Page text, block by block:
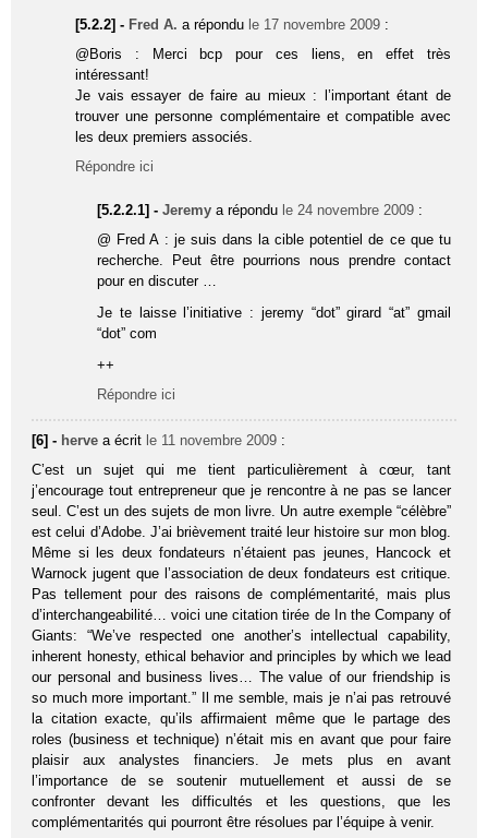
[5.2.2] - Fred A. a répondu le 17 novembre 2009 :
@Boris : Merci bcp pour ces liens, en effet très
intéressant!
Je vais essayer de faire au mieux : l’important étant de
trouver une personne complémentaire et compatible avec
les deux premiers associés.
Répondre ici
[5.2.2.1] -Jeremy a répondu le 24 novembre 2009 :
@ Fred A : je suis dans la cible potentiel de ce que tu
recherche. Peut être pourrions nous prendre contact
pour en discuter …
Je te laisse l’initiative : jeremy “dot” girard “at” gmail
“dot” com
++
Répondre ici
[6] - herve a écrit le 11 novembre 2009 :
C’est un sujet qui me tient particulièrement à cœur, tant
j’encourage tout entrepreneur que je rencontre à ne pas se lancer
seul. C’est un des sujets de mon livre. Un autre exemple “célèbre”
est celui d’Adobe. J’ai brièvement traité leur histoire sur mon blog.
Même si les deux fondateurs n’étaient pas jeunes, Hancock et
Warnock jugent que l’association de deux fondateurs est critique.
Pas tellement pour des raisons de complémentarité, mais plus
d’interchangeabilité… voici une citation tirée de In the Company of
Giants: “We’ve respected one another’s intellectual capability,
inherent honesty, ethical behavior and principles by which we lead
our personal and business lives… The value of our friendship is
so much more important.” Il me semble, mais je n’ai pas retrouvé
la citation exacte, qu’ils affirmaient même que le partage des
roles (business et technique) n’était mis en avant que pour faire
plaisir aux analystes financiers. Je mets plus en avant
l’importance de se soutenir mutuellement et aussi de se
confronter devant les difficultés et les questions, que les
complémentarités qui pourront être résolues par l’équipe à venir.